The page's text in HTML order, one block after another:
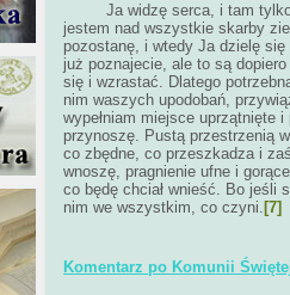
Ja widzę serca, i tam tylko
jestem nad wszystkie skarby
pozostanę, i wtedy Ja dzielę
już poznajecie, ale to są
się i wzrastać. Dlatego
nim waszych upodobań,
wypełniam miejsce uprzątnięte
przynoszę. Pustą przestrzenią
co zbędne, co przeszkadza i
wnoszę, pragnienie ufne i
co będę chciał wnieść. Bo jeśli
nim we wszystkim, co czyni. [7]
Komentarz po Komunii